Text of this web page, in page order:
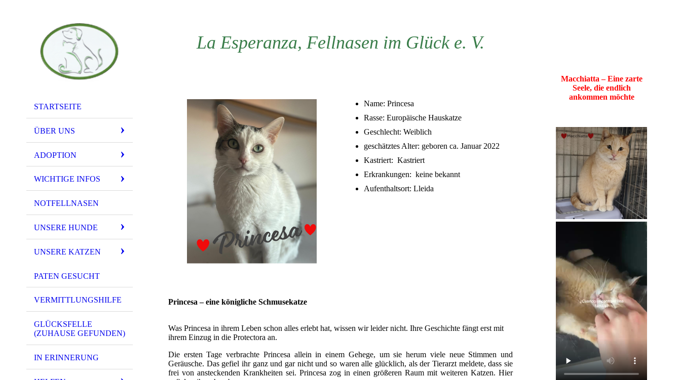
STARTSEITE
ÜBER UNS
ADOPTION
WICHTIGE INFOS
NOTFELLNASEN
UNSERE HUNDE
UNSERE KATZEN
PATEN GESUCHT
VERMITTLUNGSHILFE
GLÜCKSFELLE
(ZUHAUSE GEFUNDEN)
IN ERINNERUNG
La Esperanza, Fellnasen im Glück e. V.
Name: Princesa
Rasse: Europäische Hauskatze
Geschlecht: Weiblich
geschätztes Alter: geboren ca. Januar 2022
Kastriert: Kastriert
Erkrankungen: keine bekannt
Aufenthaltsort: Lleida
Princesa – eine königliche Schmusekatze
Was Princesa in ihrem Leben schon alles erlebt hat, wissen wir leider nicht. Ihre Geschichte fängt erst mit
ihrem Einzug in die Protectora an.
Die ersten Tage verbrachte Princesa allein in einem Gehege, um sie herum viele neue Stimmen und
Geräusche. Das gefiel ihr ganz und gar nicht und so waren alle glücklich, als der Tierarzt meldete, dass sie
frei von ansteckenden Krankheiten sei. Princesa zog in einen größeren Raum mit weiteren Katzen. Hier
Macchiatta – Eine zarte
Seele, die endlich
ankommen möchte